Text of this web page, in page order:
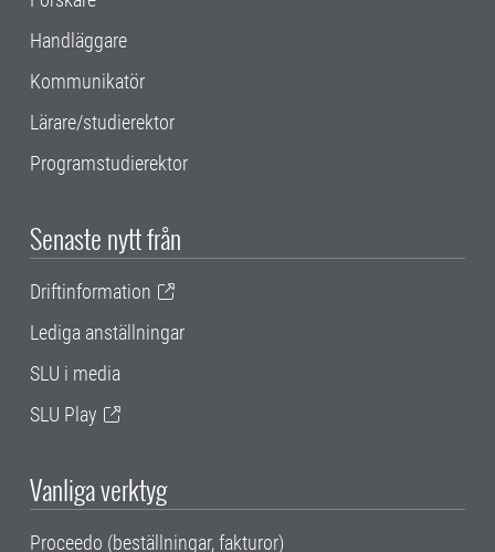
Handläggare
Kommunikatör
Lärare/studierektor
Programstudierektor
Senaste nytt från
Driftinformation
Lediga anställningar
SLU i media
SLU Play
Vanliga verktyg
Proceedo (beställningar, fakturor)